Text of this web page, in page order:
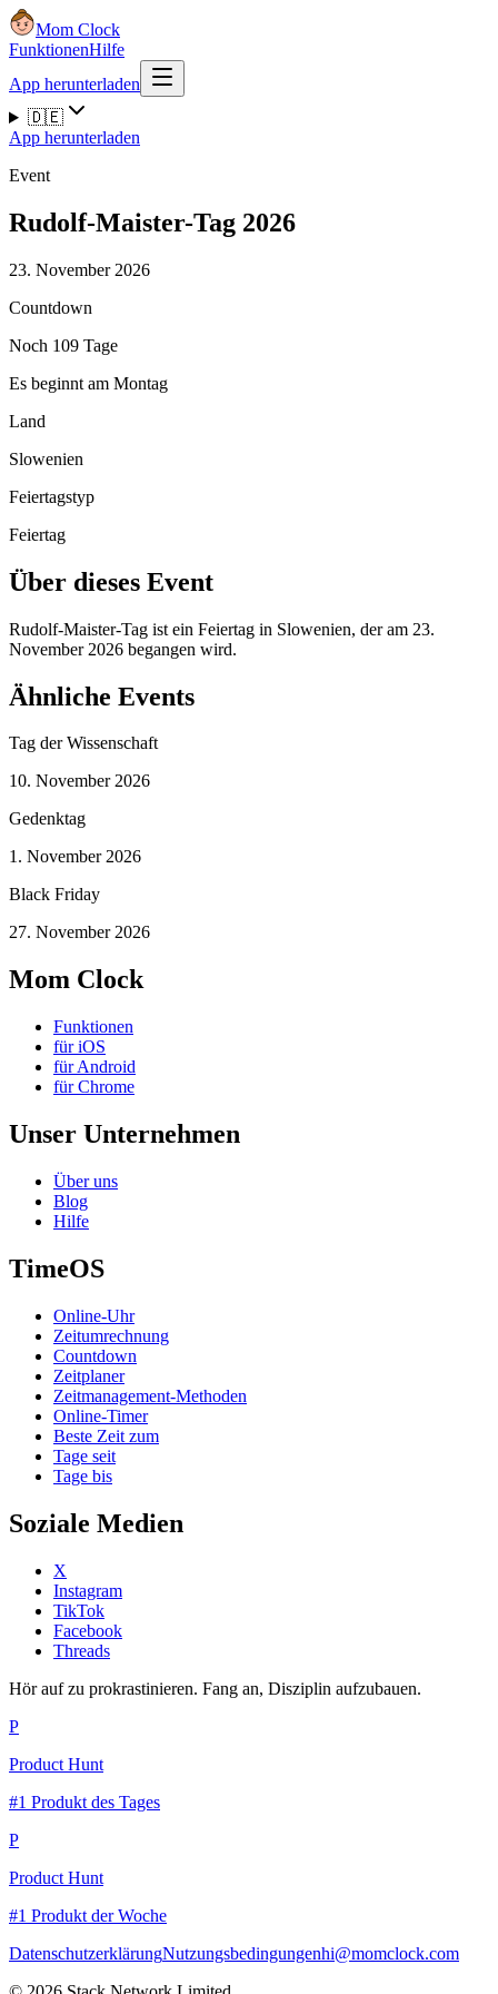
Mom Clock
FunktionenHilfe
App herunterladen
🇩🇪
App herunterladen
Event
Rudolf-Maister-Tag 2026
23. November 2026
Countdown
Noch 109 Tage
Es beginnt am Montag
Land
Slowenien
Feiertagstyp
Feiertag
Über dieses Event
Rudolf-Maister-Tag ist ein Feiertag in Slowenien, der am 23.
November 2026 begangen wird.
Ähnliche Events
Tag der Wissenschaft
10. November 2026
Gedenktag
1. November 2026
Black Friday
27. November 2026
Mom Clock
Funktionen
für iOS
für Android
für Chrome
Unser Unternehmen
Über uns
Blog
Hilfe
TimeOS
Online-Uhr
Zeitumrechnung
Countdown
Zeitplaner
Zeitmanagement-Methoden
Online-Timer
Beste Zeit zum
Tage seit
Tage bis
Soziale Medien
X
Instagram
TikTok
Facebook
Threads
Hör auf zu prokrastinieren. Fang an, Disziplin aufzubauen.
P
Product Hunt
#1 Produkt des Tages
P
Product Hunt
#1 Produkt der Woche
DatenschutzerklärungNutzungsbedingungenhi@momclock.com